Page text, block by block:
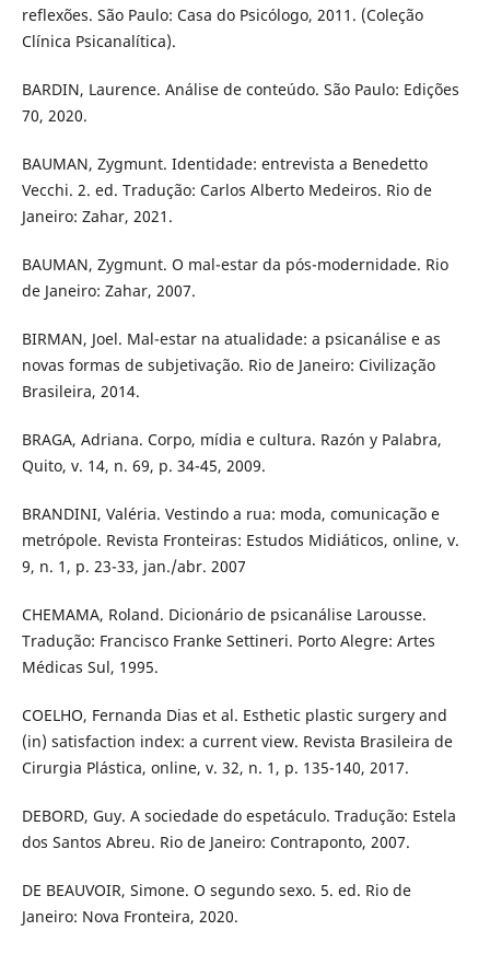
reflexões. São Paulo: Casa do Psicólogo, 2011. (Coleção
Clínica Psicanalítica).
BARDIN, Laurence. Análise de conteúdo. São Paulo: Edições
70, 2020.
BAUMAN, Zygmunt. Identidade: entrevista a Benedetto
Vecchi. 2. ed. Tradução: Carlos Alberto Medeiros. Rio de
Janeiro: Zahar, 2021.
BAUMAN, Zygmunt. O mal-estar da pós-modernidade. Rio
de Janeiro: Zahar, 2007.
BIRMAN, Joel. Mal-estar na atualidade: a psicanálise e as
novas formas de subjetivação. Rio de Janeiro: Civilização
Brasileira, 2014.
BRAGA, Adriana. Corpo, mídia e cultura. Razón y Palabra,
Quito, v. 14, n. 69, p. 34-45, 2009.
BRANDINI, Valéria. Vestindo a rua: moda, comunicação e
metrópole. Revista Fronteiras: Estudos Midiáticos, online, v.
9, n. 1, p. 23-33, jan./abr. 2007
CHEMAMA, Roland. Dicionário de psicanálise Larousse.
Tradução: Francisco Franke Settineri. Porto Alegre: Artes
Médicas Sul, 1995.
COELHO, Fernanda Dias et al. Esthetic plastic surgery and
(in) satisfaction index: a current view. Revista Brasileira de
Cirurgia Plástica, online, v. 32, n. 1, p. 135-140, 2017.
DEBORD, Guy. A sociedade do espetáculo. Tradução: Estela
dos Santos Abreu. Rio de Janeiro: Contraponto, 2007.
DE BEAUVOIR, Simone. O segundo sexo. 5. ed. Rio de
Janeiro: Nova Fronteira, 2020.